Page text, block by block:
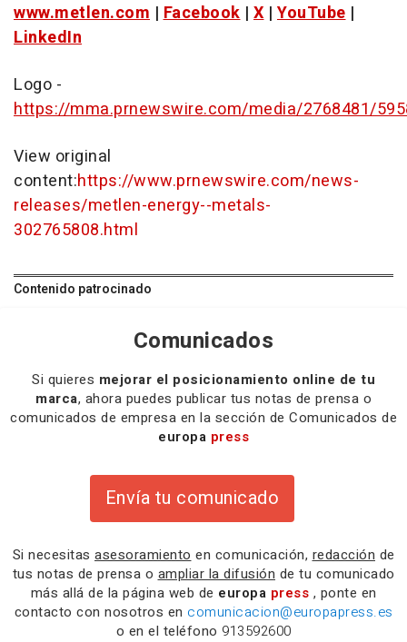
www.metlen.com |Facebook| X| YouTube|
LinkedIn
Logo -
https://mma.prnewswire.com/media/2768481/
View original
content:https://www.prnewswire.com/news-
releases/metlen-energy--metals-
302765808.html
Contenido patrocinado
Comunicados
Si quieres mejorar el posicionamiento online de tu
marca, ahora puedes publicar tus notas de prensa o
comunicados de empresa en la sección de Comunicados de
europa press
Envía tu comunicado
Si necesitas asesoramiento en comunicación, redacción de
tus notas de prensa o ampliar la difusión de tu comunicado
más allá de la página web de europa press , ponte en
contacto con nosotros en comunicacion@europapress.es
o en el teléfono 913592600